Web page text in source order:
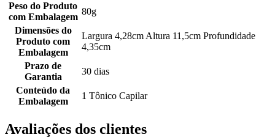
Peso do Produto
com Embalagem
80g
Dimensões do
Produto com
Embalagem
Largura 4,28cm Altura 11,5cm Profundidade
4,35cm
Prazo de
Garantia
30 dias
Conteúdo da
Embalagem
1 Tônico Capilar
Avaliações dos clientes